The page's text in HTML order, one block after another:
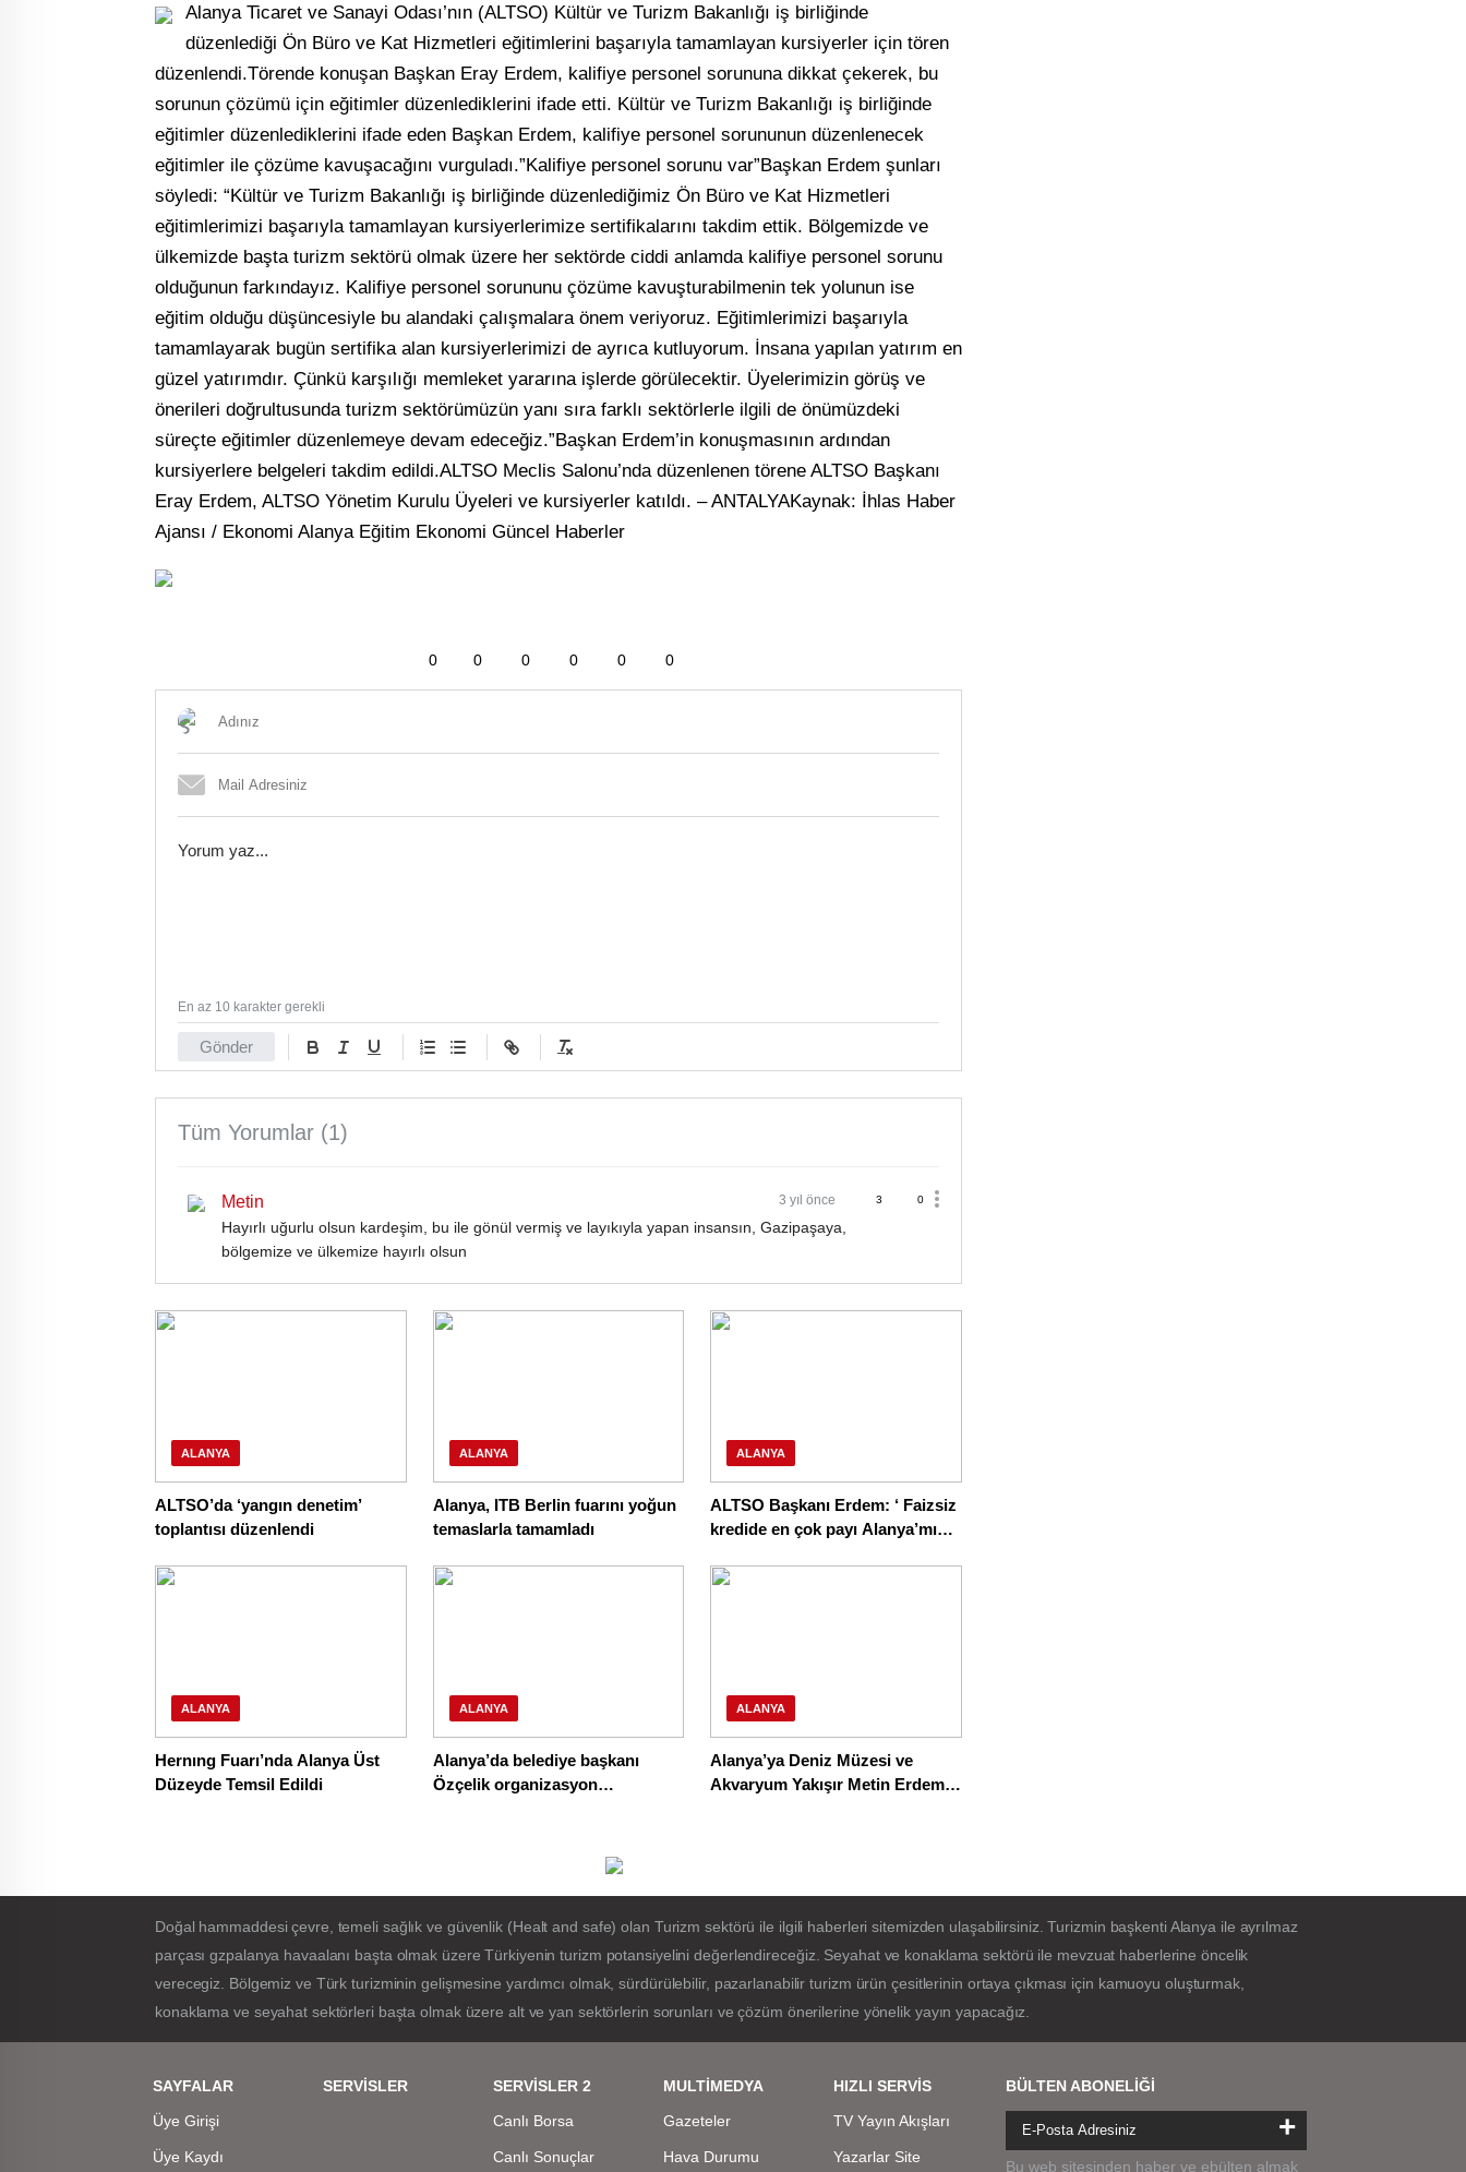
Alanya Ticaret ve Sanayi Odası’nın (ALTSO) Kültür ve Turizm Bakanlığı iş birliğinde
düzenlediği Ön Büro ve Kat Hizmetleri eğitimlerini başarıyla tamamlayan kursiyerler için tören
düzenlendi.Törende konuşan Başkan Eray Erdem, kalifiye personel sorununa dikkat çekerek, bu
sorunun çözümü için eğitimler düzenlediklerini ifade etti. Kültür ve Turizm Bakanlığı iş birliğinde
eğitimler düzenlediklerini ifade eden Başkan Erdem, kalifiye personel sorununun düzenlenecek
eğitimler ile çözüme kavuşacağını vurguladı.”Kalifiye personel sorunu var”Başkan Erdem şunları
söyledi: “Kültür ve Turizm Bakanlığı iş birliğinde düzenlediğimiz Ön Büro ve Kat Hizmetleri
eğitimlerimizi başarıyla tamamlayan kursiyerlerimize sertifikalarını takdim ettik. Bölgemizde ve
ülkemizde başta turizm sektörü olmak üzere her sektörde ciddi anlamda kalifiye personel sorunu
olduğunun farkındayız. Kalifiye personel sorununu çözüme kavuşturabilmenin tek yolunun ise
eğitim olduğu düşüncesiyle bu alandaki çalışmalara önem veriyoruz. Eğitimlerimizi başarıyla
tamamlayarak bugün sertifika alan kursiyerlerimizi de ayrıca kutluyorum. İnsana yapılan yatırım en
güzel yatırımdır. Çünkü karşılığı memleket yararına işlerde görülecektir. Üyelerimizin görüş ve
önerileri doğrultusunda turizm sektörümüzün yanı sıra farklı sektörlerle ilgili de önümüzdeki
süreçte eğitimler düzenlemeye devam edeceğiz.”Başkan Erdem’in konuşmasının ardından
kursiyerlere belgeleri takdim edildi.ALTSO Meclis Salonu’nda düzenlenen törene ALTSO Başkanı
Eray Erdem, ALTSO Yönetim Kurulu Üyeleri ve kursiyerler katıldı. – ANTALYAKaynak: İhlas Haber
Ajansı / Ekonomi Alanya Eğitim Ekonomi Güncel Haberler
0 0 0 0 0 0
Gönder
En az 10 karakter gerekli
Tüm Yorumlar (1)
Metin 3 yıl önce 3 0
Hayırlı uğurlu olsun kardeşim, bu ile gönül vermiş ve layıkıyla yapan insansın, Gazipaşaya,
bölgemize ve ülkemize hayırlı olsun
ALANYA
ALTSO’da ‘yangın denetim’
toplantısı düzenlendi
ALANYA
Alanya, ITB Berlin fuarını yoğun
temaslarla tamamladı
ALANYA
ALTSO Başkanı Erdem: ‘ Faizsiz
kredide en çok payı Alanya’mız
ALANYA
Hernıng Fuarı’nda Alanya Üst
Düzeyde Temsil Edildi
ALANYA
Alanya’da belediye başkanı
Özçelik organizasyon
ALANYA
Alanya’ya Deniz Müzesi ve
Akvaryum Yakışır Metin Erdem
Doğal hammaddesi çevre, temeli sağlık ve güvenlik (Healt and safe) olan Turizm sektörü ile ilgili haberleri sitemizden ulaşabilirsiniz. Turizmin başkenti Alanya ile ayrılmaz
parçası gzpalanya havaalanı başta olmak üzere Türkiyenin turizm potansiyelini değerlendireceğiz. Seyahat ve konaklama sektörü ile mevzuat haberlerine öncelik
verecegiz. Bölgemiz ve Türk turizminin gelişmesine yardımcı olmak, sürdürülebilir, pazarlanabilir turizm ürün çesitlerinin ortaya çıkması için kamuoyu oluşturmak,
konaklama ve seyahat sektörleri başta olmak üzere alt ve yan sektörlerin sorunları ve çözüm önerilerine yönelik yayın yapacağız.
SAYFALAR
Üye Girişi
Üye Kaydı
SERVİSLER
SERVİSLER 2
Canlı Borsa
Canlı Sonuçlar
MULTİMEDYA
Gazeteler
Hava Durumu
HIZLI SERVİS
TV Yayın Akışları
Yazarlar Site
BÜLTEN ABONELİĞİ
+
Bu web sitesinden haber ve ebülten almak